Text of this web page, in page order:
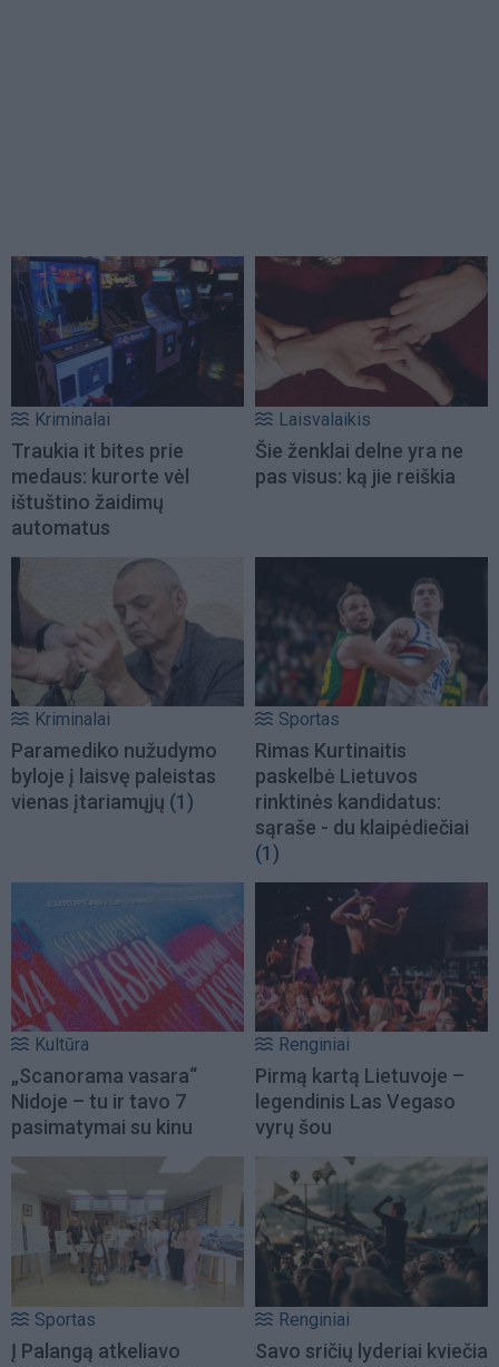
Kriminalai
Traukia it bites prie
medaus: kurorte vėl
ištuštino žaidimų
automatus
Laisvalaikis
Šie ženklai delne yra ne
pas visus: ką jie reiškia
Kriminalai
Paramediko nužudymo
byloje į laisvę paleistas
vienas įtariamųjų (1)
Sportas
Rimas Kurtinaitis
paskelbė Lietuvos
rinktinės kandidatus:
sąraše - du klaipėdiečiai
(1)
Kultūra
„Scanorama vasara“
Nidoje – tu ir tavo 7
pasimatymai su kinu
Renginiai
Pirmą kartą Lietuvoje –
legendinis Las Vegaso
vyrų šou
Sportas
Į Palangą atkeliavo
Renginiai
Savo sričių lyderiai kviečia